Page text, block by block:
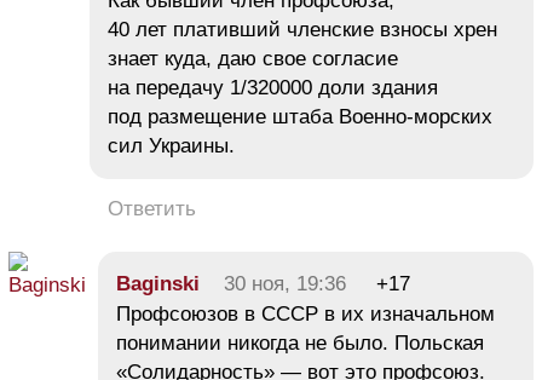
40 лет плативший членские взносы хрен
знает куда, даю свое согласие
на передачу 1/320000 доли здания
под размещение штаба Военно-морских
сил Украины.
Ответить
Baginski 30 ноя, 19:36
+17
Профсоюзов в СССР в их изначальном
понимании никогда не было. Польская
«Солидарность» — вот это профсоюз.